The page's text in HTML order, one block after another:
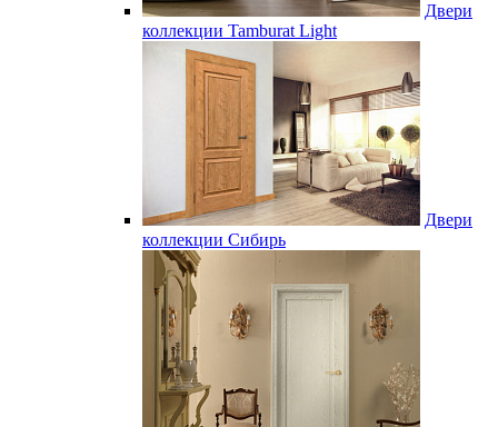
Двери
коллекции Tamburat Light
Двери
коллекции Сибирь